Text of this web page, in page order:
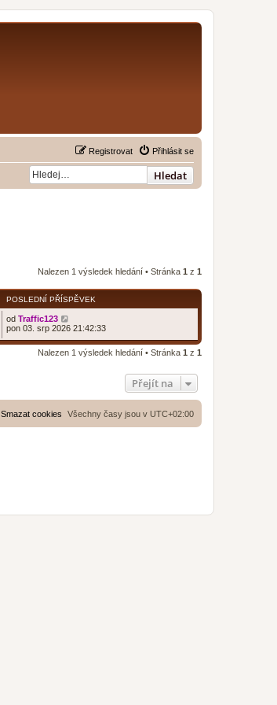
Přihlásit se
Registrovat
Hledat
Nalezen 1 výsledek hledání • Stránka 1 z 1
POSLEDNÍ PŘÍSPĚVEK
od Traffic123
pon 03. srp 2026 21:42:33
Nalezen 1 výsledek hledání • Stránka 1 z 1
Přejít na
Všechny časy jsou v UTC+02:00
Smazat cookies